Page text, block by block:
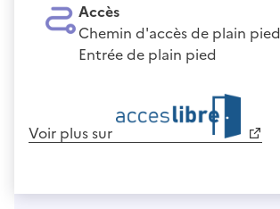
Accès
Chemin d'accès de plain pied
Entrée de plain pied
Voir plus sur